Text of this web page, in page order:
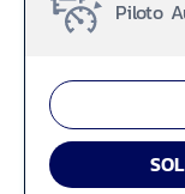
Piloto